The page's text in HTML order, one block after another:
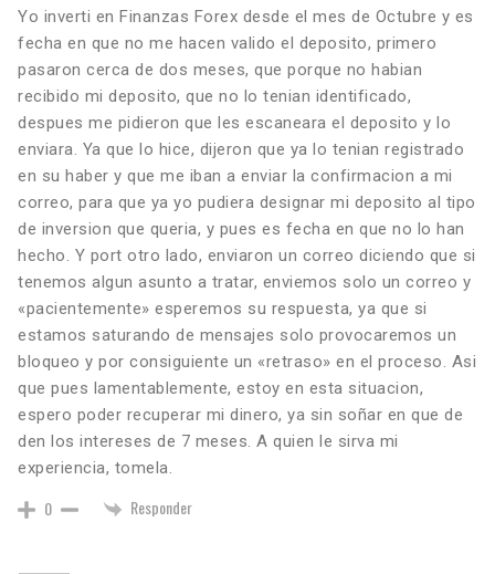
Yo inverti en Finanzas Forex desde el mes de Octubre y es
fecha en que no me hacen valido el deposito, primero
pasaron cerca de dos meses, que porque no habian
recibido mi deposito, que no lo tenian identificado,
despues me pidieron que les escaneara el deposito y lo
enviara. Ya que lo hice, dijeron que ya lo tenian registrado
en su haber y que me iban a enviar la confirmacion a mi
correo, para que ya yo pudiera designar mi deposito al tipo
de inversion que queria, y pues es fecha en que no lo han
hecho. Y port otro lado, enviaron un correo diciendo que si
tenemos algun asunto a tratar, enviemos solo un correo y
«pacientemente» esperemos su respuesta, ya que si
estamos saturando de mensajes solo provocaremos un
bloqueo y por consiguiente un «retraso» en el proceso. Asi
que pues lamentablemente, estoy en esta situacion,
espero poder recuperar mi dinero, ya sin soñar en que de
den los intereses de 7 meses. A quien le sirva mi
experiencia, tomela.
0 Responder